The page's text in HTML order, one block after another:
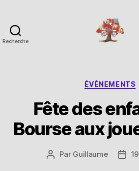
Recherche
ÉVÈNEMENTS
Fête des
Bourse aux
Auteur
Par Guillaume
Date